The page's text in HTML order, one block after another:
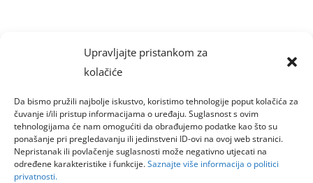
Upravljajte pristankom za
kolačiće
Da bismo pružili najbolje iskustvo, koristimo tehnologije poput kolačića za
čuvanje i/ili pristup informacijama o uređaju. Suglasnost s ovim
tehnologijama će nam omogućiti da obrađujemo podatke kao što su
ponašanje pri pregledavanju ili jedinstveni ID-ovi na ovoj web stranici.
Nepristanak ili povlačenje suglasnosti može negativno utjecati na
određene karakteristike i funkcije.Saznajte više informacija o politici
privatnosti.